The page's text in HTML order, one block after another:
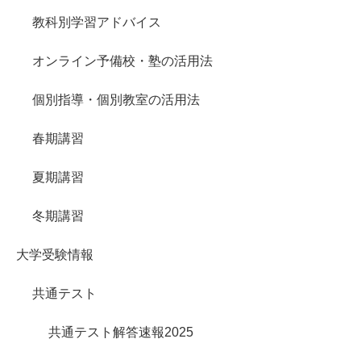
教科別学習アドバイス
オンライン予備校・塾の活用法
個別指導・個別教室の活用法
春期講習
夏期講習
冬期講習
大学受験情報
共通テスト
共通テスト解答速報2025